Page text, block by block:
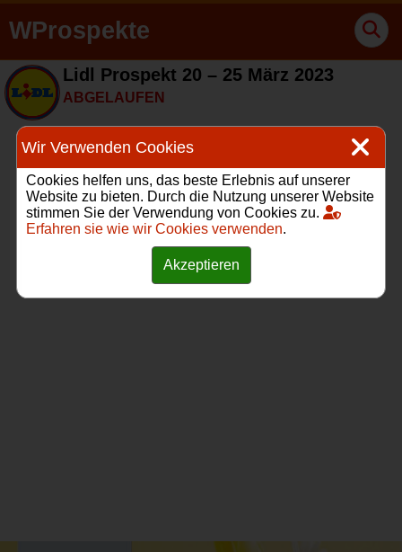
WProspekte
Lidl Prospekt 20 – 25 März 2023
ABGELAUFEN
Wir Verwenden Cookies
Cookies helfen uns, das beste Erlebnis auf unserer
Website zu bieten. Durch die Nutzung unserer Website
stimmen Sie der Verwendung von Cookies zu.
Erfahren sie wie wir Cookies verwenden.
Akzeptieren